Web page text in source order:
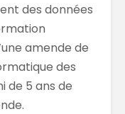
des données
amende de
des
de 5 ans de